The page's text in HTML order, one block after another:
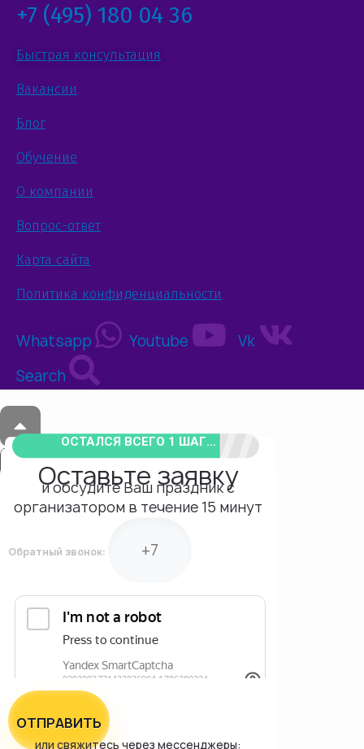
+7 (495) 180 04 36
Быстрая консультация
Вакансии
Блог
Обучение
О компании
Вопрос-ответ
Карта сайта
Политика конфиденциальности
Whatsapp Youtube
Vk
Search
ОСТАЛСЯ ВСЕГО 1 ШАГ...
Оставьте заявку
и обсудите Ваш праздник с
организатором в течение 15 минут
Обратный звонок:
ОТПРАВИТЬ
или свяжитесь через мессенджеры: